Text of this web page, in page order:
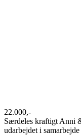
22.000,-
Særdeles kraftigt Anni
udarbejdet i